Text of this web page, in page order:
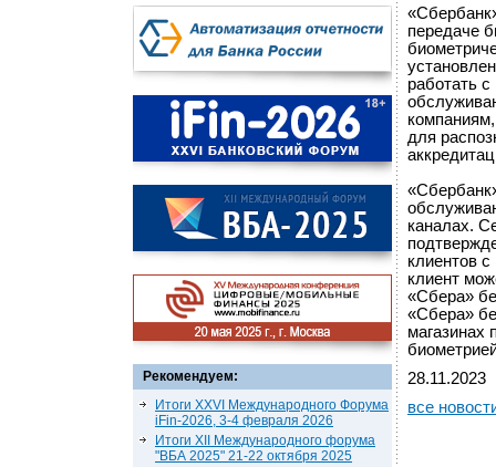
Рекомендуем:
Итоги XXVI Международного Форума
iFin-2026, 3-4 февраля 2026
Итоги XII Международного форума
"ВБА 2025" 21-22 октября 2025
передаче
работать
для
каналах.
клиентов
клиент
«Сбера»
«Сбера»
магазинах
28.11.2023
все